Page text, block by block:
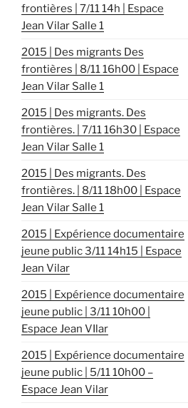
frontières | 7/11 14h | Espace
Jean Vilar Salle 1
2015 | Des migrants Des
frontières | 8/11 16h00 | Espace
Jean Vilar Salle 1
2015 | Des migrants. Des
frontières. | 7/11 16h30 | Espace
Jean Vilar Salle 1
2015 | Des migrants. Des
frontières. | 8/11 18h00 | Espace
Jean Vilar Salle 1
2015 | Expérience documentaire
jeune public 3/11 14h15 | Espace
Jean Vilar
2015 | Expérience documentaire
jeune public | 3/11 10h00 |
Espace Jean VIlar
2015 | Expérience documentaire
jeune public | 5/11 10h00 –
Espace Jean Vilar